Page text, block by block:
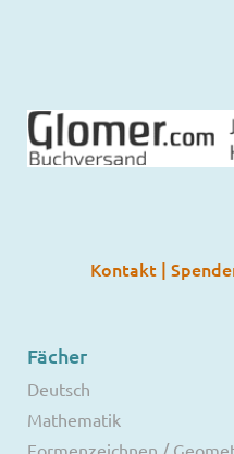
Kontakt |
Fächer
Deutsch
Mathematik